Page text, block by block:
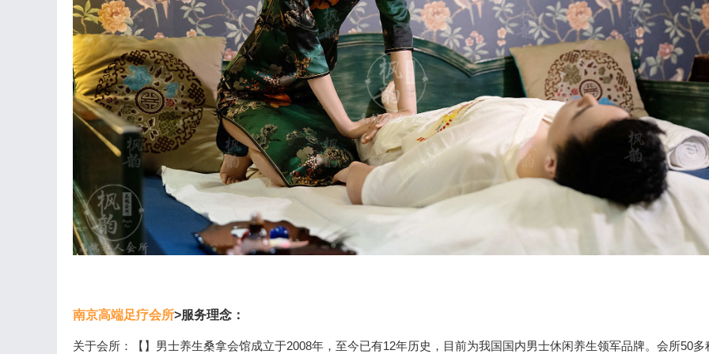
南京高端足疗会所>服务理念：
关于会所：【】男士养生桑拿会馆成立于2008年，至今已有12年历史，目前为我国国内男士休闲养生领军品牌。会所50多